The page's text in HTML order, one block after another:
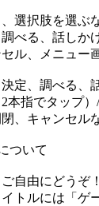
選択肢を選ぶ
べる、話しか
ル、メニュー
定、調べる、
2本指でタップ
、キャンセル
ついて
自由にどうぞ！
トルには「ゲ